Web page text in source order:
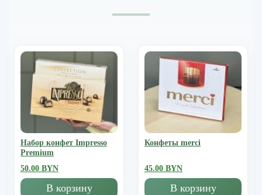
Набор конфет Impresso
Premium
50.00 BYN
В корзину
Конфеты merci
45.00 BYN
В корзину